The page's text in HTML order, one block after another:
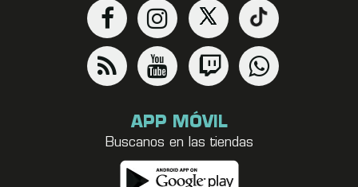
APP MÓVIL
Buscanos en las tiendas